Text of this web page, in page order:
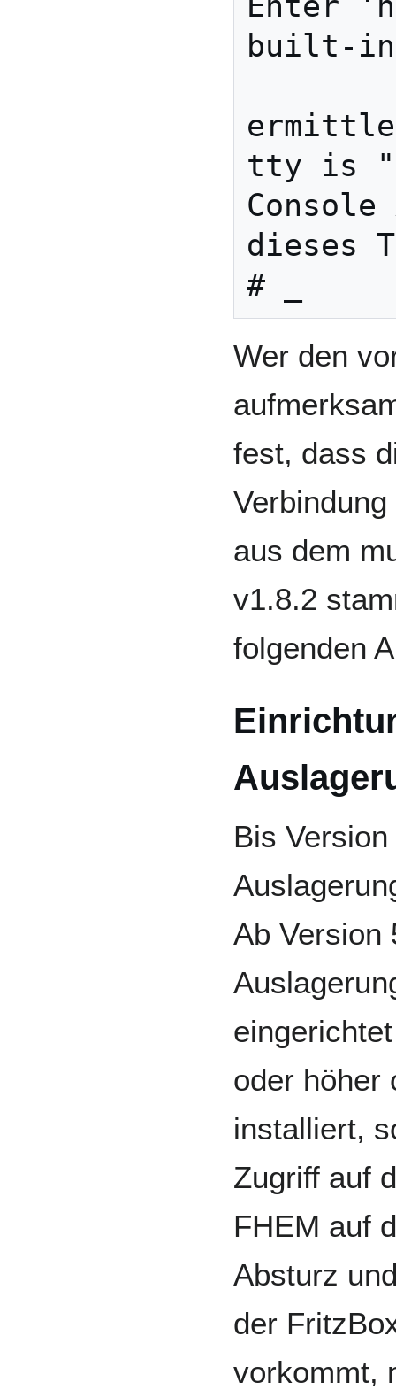
built-in
tty is
Console
dieses
Wer den
fest, dass
aus dem
v1.8.2
folgenden
Bis
Ab Version
oder höher
installiert,
Zugriff auf
FHEM auf
Absturz
der
vorkommt,